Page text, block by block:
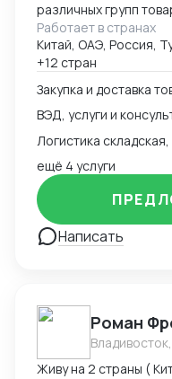
различных групп
доставка товара из
Страны с которыми
США, ОАЭ, Турция,
Работает в странах
Китай, ОАЭ, Россия,
+12 стран
ВЭД, услуги и
ещё 4 услуги
Написать
Роман
Живу на 2 страны (